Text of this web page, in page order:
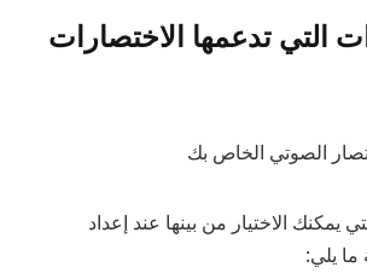
التي تدعمها الاختصارات
يمكنك الاختيار من بينها عند إعداد
ما يلي: